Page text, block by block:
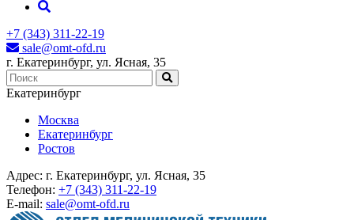
+7 (343) 311-22-19
sale@omt-ofd.ru
г. Екатеринбург, ул. Ясная, 35
Екатеринбург
Москва
Екатеринбург
Ростов
Адрес: г. Екатеринбург, ул. Ясная, 35
Телефон: +7 (343) 311-22-19
E-mail: sale@omt-ofd.ru